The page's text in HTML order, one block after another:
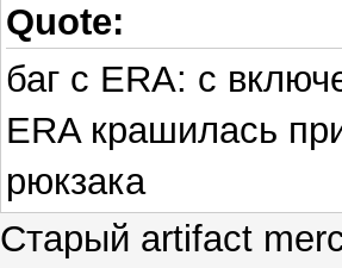
Quote:
баг с ERA: с
ERA крашилась
рюкзака
Старый artifact